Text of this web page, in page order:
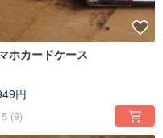
ホカードケース
円
5 (9)